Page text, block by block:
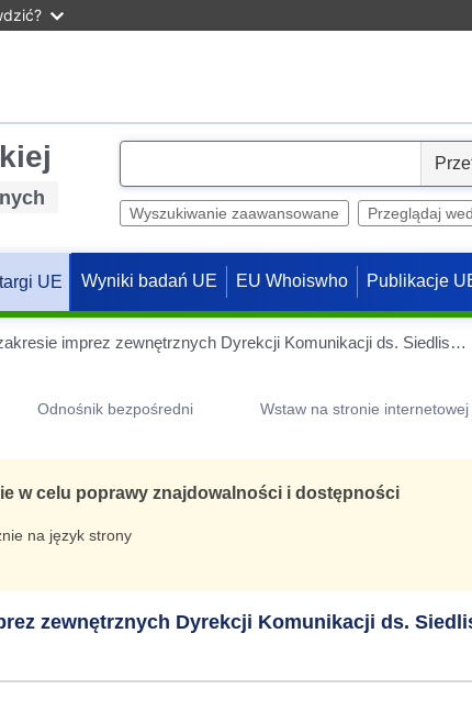
e
Wyszukiwanie zaawansowane Przeglądaj
UE Wyniki badań UE EU Whoiswho Publikacje
Umowa ramowa dotycząca usług w zakresie imprez zewnętrznych Dyrekcji Komunikacji ds. Siedlisk Paryskich
Odnośnik bezpośredni Wstaw na stronie internetowej
w celu poprawy znajdowalności i dostępności
na język strony
zewnętrznych Dyrekcji Komunikacji ds.